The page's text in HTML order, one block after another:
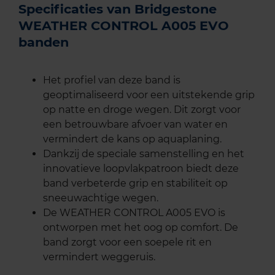
Specificaties van Bridgestone
WEATHER CONTROL A005 EVO
banden
Het profiel van deze band is
geoptimaliseerd voor een uitstekende grip
op natte en droge wegen. Dit zorgt voor
een betrouwbare afvoer van water en
vermindert de kans op aquaplaning.
Dankzij de speciale samenstelling en het
innovatieve loopvlakpatroon biedt deze
band verbeterde grip en stabiliteit op
sneeuwachtige wegen.
De WEATHER CONTROL A005 EVO is
ontworpen met het oog op comfort. De
band zorgt voor een soepele rit en
vermindert weggeruis.